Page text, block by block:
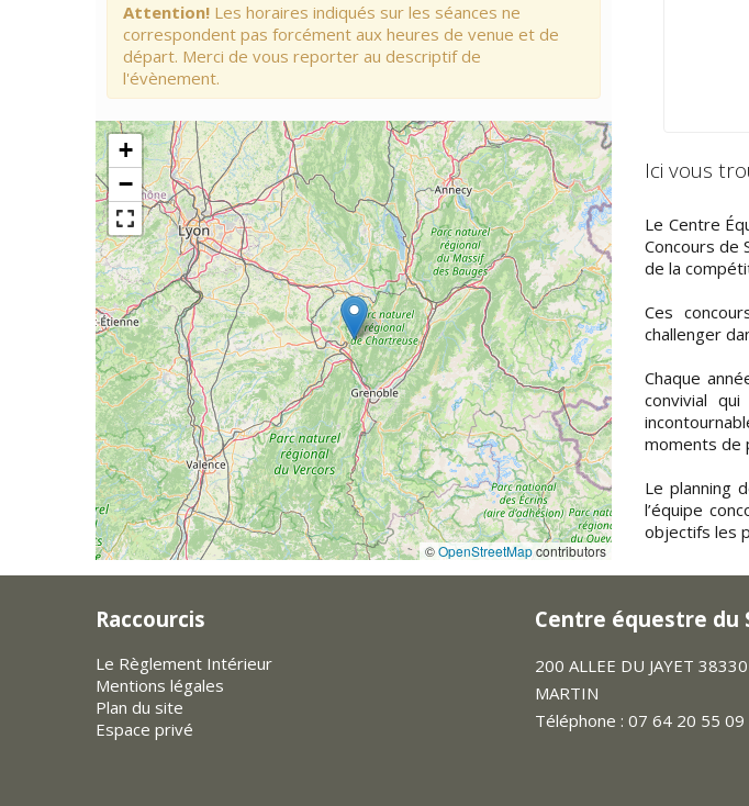
Ici vous
Le Centre
Concours de
de la
Ces
challenger
Chaque
convivial
moments de
Le planning
l’équipe
objectifs les
Attention! Les horaires indiqués sur les séances ne
correspondent pas forcément aux heures de venue et de
départ. Merci de vous reporter au descriptif de
l'évènement.
+
−
©OpenStreetMapcontributors
Raccourcis
Le Règlement Intérieur
Mentions légales
Plan du site
Espace privé
Centre équestre du
200 ALLEE DU JAYET
MARTIN
Téléphone : 07 64 20 55 09